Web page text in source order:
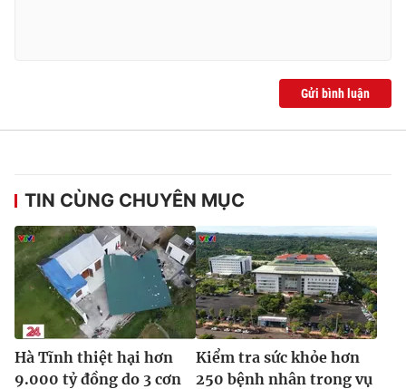
® Cấm sao chép dưới mọi hình thức nếu không có sự chấp
thuận bằng văn bản. Ghi rõ nguồn VTV.vn khi phát hành lại
thông tin từ website này.
Gửi bình luận
TIN CÙNG CHUYÊN MỤC
Hà Tĩnh thiệt hại hơn
9.000 tỷ đồng do 3 cơn
Kiểm tra sức khỏe hơn
250 bệnh nhân trong vụ